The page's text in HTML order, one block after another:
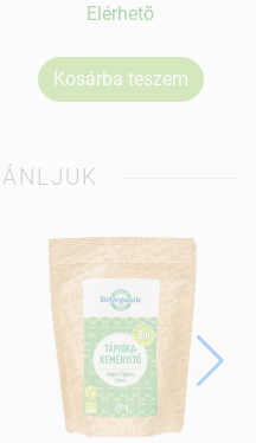
Elérhetõ
Kosárba teszem